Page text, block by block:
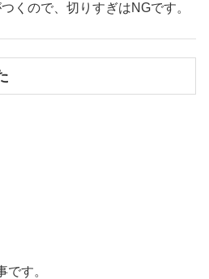
くので、切りすぎはNGです。
す。